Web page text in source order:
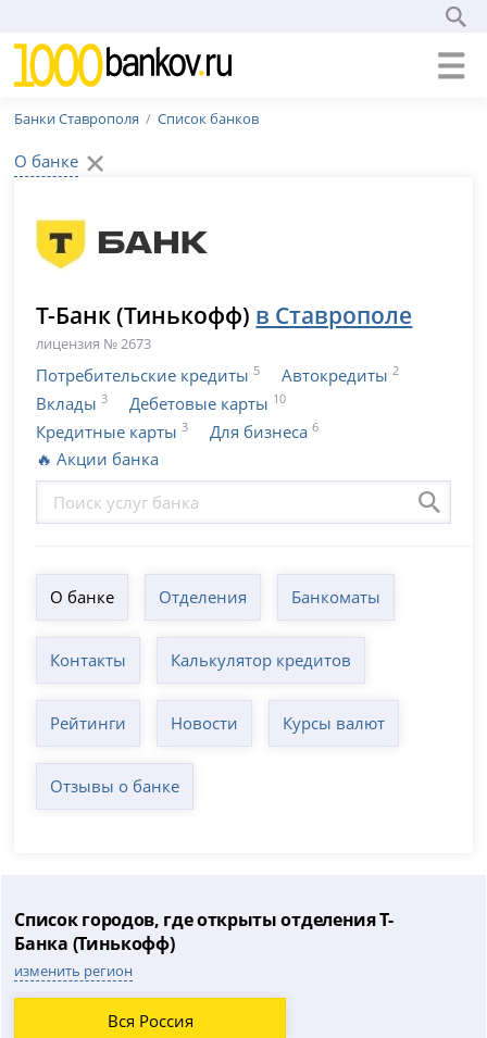
Банки Ставрополя Список банков
О банке
Т-Банк (Тинькофф) в Ставрополе
лицензия № 2673
Потребительские кредиты 5 Автокредиты 2
Вклады 3 Дебетовые карты 10
Кредитные карты 3 Для бизнеса 6
🔥 Акции банка
О банке Отделения Банкоматы
Контакты Калькулятор кредитов
Рейтинги Новости Курсы валют
Отзывы о банке
Список городов, где открыты отделения Т-
Банка (Тинькофф)
изменить регион
Вся Россия